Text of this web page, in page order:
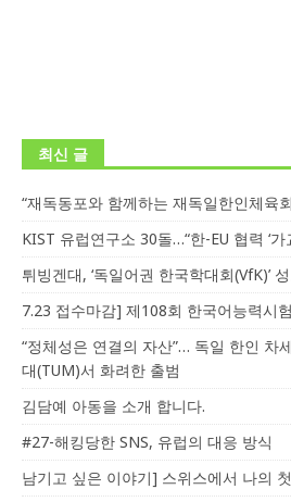
최신 글
“재독동포와 함께하는 재독일한인체육
KIST 유럽연구소 30돌…“한-EU 협력 ‘가
튀빙겐대, ‘독일어권 한국학대회(VfK)’
7.23 접수마감] 제108회 한국어능력시
“정체성은 연결의 자산”… 독일 한인 차
대(TUM)서 화려한 출범
김담예 아동을 소개 합니다.
#27-해킹당한 SNS, 유럽의 대응 방식
남기고 싶은 이야기] 스위스에서 나의